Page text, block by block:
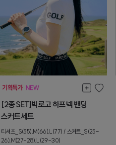
[2종SET]빅로고 하프넥 밴딩
스커트세트
티셔츠_S(55),M(66),L(77) / 스커트_S(25-
26),M(27-28),L(29-30)